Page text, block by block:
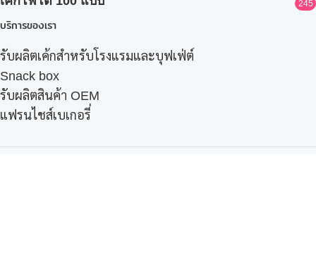
245
บริการของเรา
รับผลิตเค้กสำหรับโรงแรมและบุฟเฟ่ต์
Snack box
รับผลิตสินค้า OEM
แฟรนไชส์เบเกอรี่